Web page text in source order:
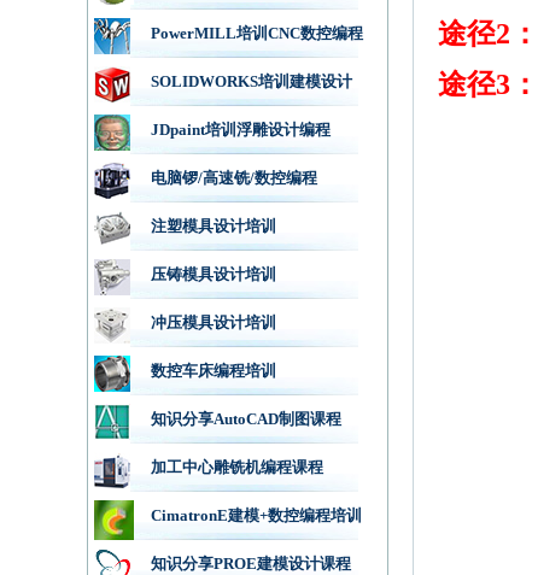
PowerMILL培训CNC数控编程
SOLIDWORKS培训建模设计
JDpaint培训浮雕设计编程
电脑锣/高速铣/数控编程
注塑模具设计培训
压铸模具设计培训
冲压模具设计培训
数控车床编程培训
知识分享AutoCAD制图课程
加工中心雕铣机编程课程
CimatronE建模+数控编程培训
知识分享PROE建模设计课程
途径2：
途径3：